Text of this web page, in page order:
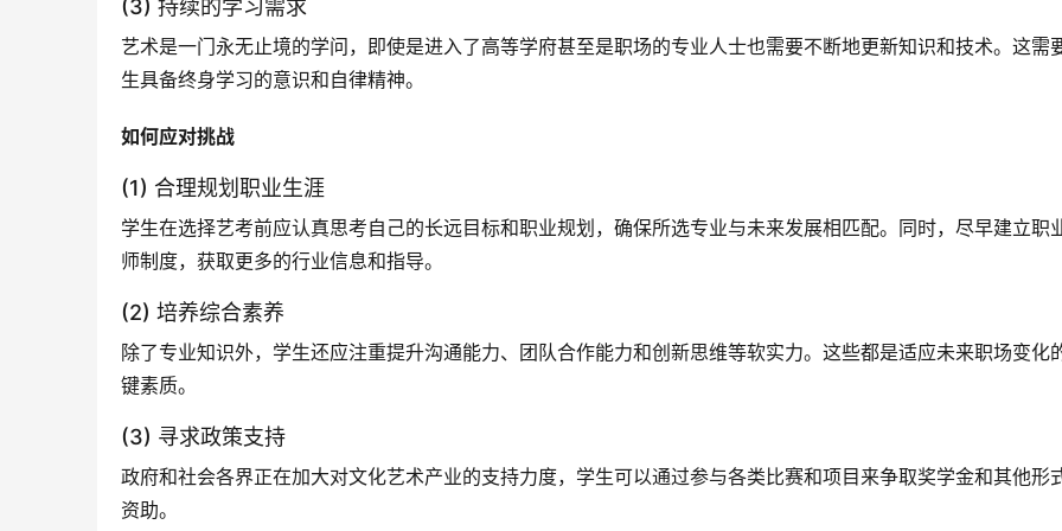
(3) 持续的学习需求
艺术是一门永无止境的学问，即使是进入了高等学府甚至是职场的专业人士也需要不断地更新知识和技术。这需
生具备终身学习的意识和自律精神。
如何应对挑战
(1) 合理规划职业生涯
学生在选择艺考前应认真思考自己的长远目标和职业规划，确保所选专业与未来发展相匹配。同时，尽早建立职
师制度，获取更多的行业信息和指导。
(2) 培养综合素养
除了专业知识外，学生还应注重提升沟通能力、团队合作能力和创新思维等软实力。这些都是适应未来职场变化
键素质。
(3) 寻求政策支持
政府和社会各界正在加大对文化艺术产业的支持力度，学生可以通过参与各类比赛和项目来争取奖学金和其他形
资助。